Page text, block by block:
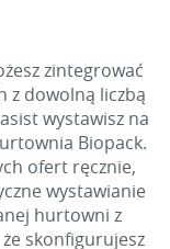
zintegrować
z dowolną liczbą
wystawisz na
Biopack.
ofert ręcznie,
wystawianie
hurtowni z
skonfigurujesz